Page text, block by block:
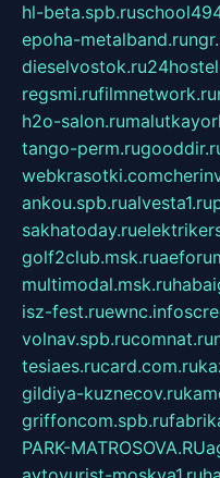
hl-beta.spb.ru
epoha-metalband.ru
dieselvostok.ru
regsmi.rufilmnetwork.ru
h2o-salon.ru
tango-perm.ru
webkrasotki.com
ankou.spb.rualvesta1.ru
sakhatoday.ru
golf2club.msk.ru
multimodal.msk.ru
isz-fest.ruewnc.info
volnav.spb.rucomnat.ru
tesiaes.rucard.com.ru
gildiya-kuznecov.ru
griffoncom.spb.ru
PARK-MATROSOVA.RU